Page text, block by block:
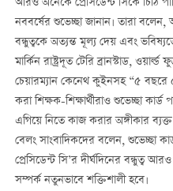
নববর্ষের শুভেচ্ছা জানান। তারা
বন্ধুত্বকে অত্যন্ত মূল্য দেয় এবং
মার্কিন রাষ্ট্রদূত টেরি ব্রানস্টাড,
চেয়ারম্যান কেনেথ কুইনসহ “৫
করা শিক্ষক-শিক্ষার্থীরাও শুভেচ্ছা কার্ড
এগিয়ে নিতে কাজ করার অঙ্গীকার
বেলং সাংবাদিকদের বলেন, শুভেচ্ছা
প্রেসিডেন্ট সি’র দীর্ঘদিনের বন্ধুত্ব
সম্পর্ক নতুনভাবে শক্তিশালী হবে।